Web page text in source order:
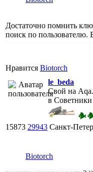
Достаточно помнить
поиск по пользователю.
Нравится Biotorch
le_beda
Свой на
в Советники
15873 29943 Санкт-
Biotorch